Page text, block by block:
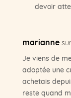
devoir
marianne
Je viens de
adoptée une
achetais
reste quand